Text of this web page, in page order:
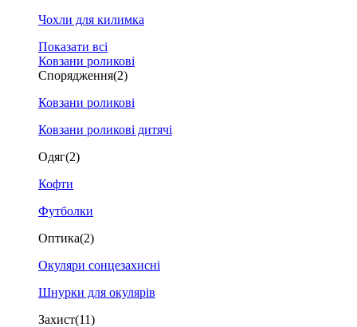
Чохли для килимка
Показати всі
Ковзани роликові
Спорядження(2)
Ковзани роликові
Ковзани роликові дитячі
Одяг(2)
Кофти
Футболки
Оптика(2)
Окуляри сонцезахисні
Шнурки для окулярів
Захист(11)